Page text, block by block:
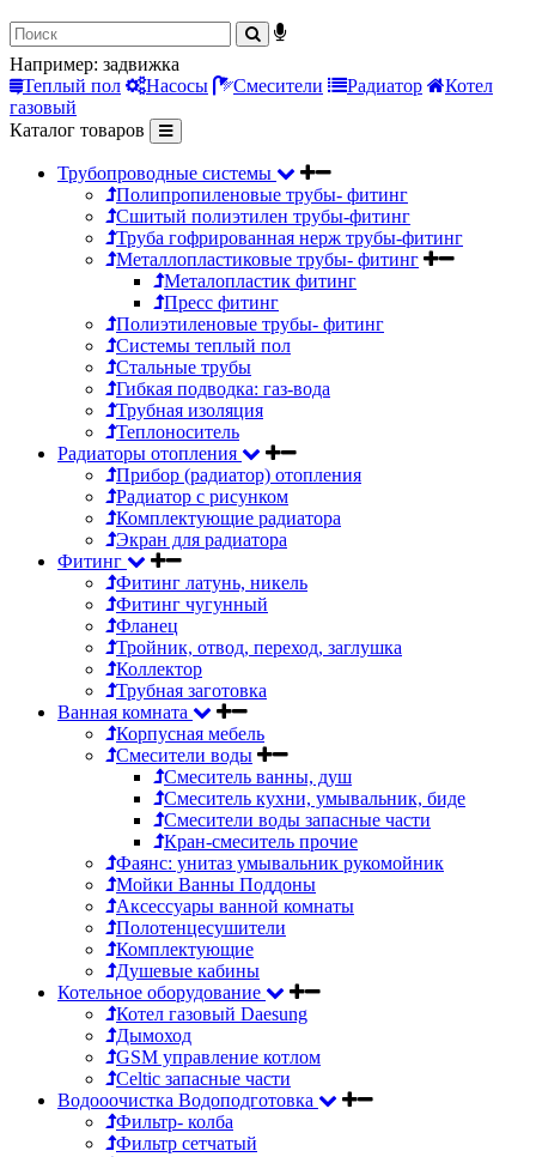
Например: задвижка
Теплый пол
Насосы Смесители Радиатор
Котел
газовый
Каталог товаров
Трубопроводные системы
Полипропиленовые трубы- фитинг
Сшитый полиэтилен трубы-фитинг
Труба гофрированная нерж трубы-фитинг
Металлопластиковые трубы- фитинг
Металопластик фитинг
Пресс фитинг
Полиэтиленовые трубы- фитинг
Системы теплый пол
Стальные трубы
Гибкая подводка: газ-вода
Трубная изоляция
Теплоноситель
Радиаторы отопления
Прибор (радиатор) отопления
Радиатор с рисунком
Комплектующие радиатора
Экран для радиатора
Фитинг
Фитинг латунь, никель
Фитинг чугунный
Фланец
Тройник, отвод, переход, заглушка
Коллектор
Трубная заготовка
Ванная комната
Корпусная мебель
Смесители воды
Смеситель ванны, душ
Смеситель кухни, умывальник, биде
Смесители воды запасные части
Кран-смеситель прочие
Фаянс: унитаз умывальник рукомойник
Мойки Ванны Поддоны
Аксессуары ванной комнаты
Полотенцесушители
Комплектующие
Душевые кабины
Котельное оборудование
Котел газовый Daesung
Дымоход
GSM управление котлом
Celtic запасные части
Водооочистка Водоподготовка
Фильтр- колба
Фильтр сетчатый